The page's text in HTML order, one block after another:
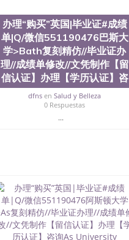
办理“购买”英国|毕业证#成绩
单|Q/微信551190476巴斯大
学>Bath复刻精仿//毕业证办
理//成绩单修改//文凭制作【留
信认证】办理【学历认证】咨
dfns enSalud y Belleza
0 Respuestas
...